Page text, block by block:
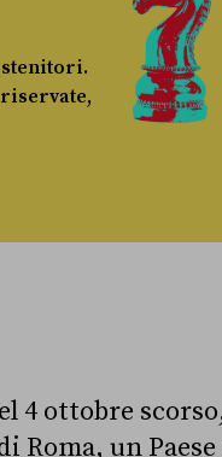
4 ottobre
Roma, un